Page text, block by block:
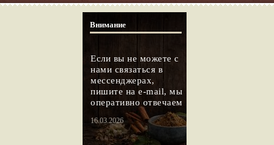
Внимание
Если вы не можете с
нами связаться в
мессенджерах,
пишите на e-mail, мы
оперативно отвечаем
16.03.2026